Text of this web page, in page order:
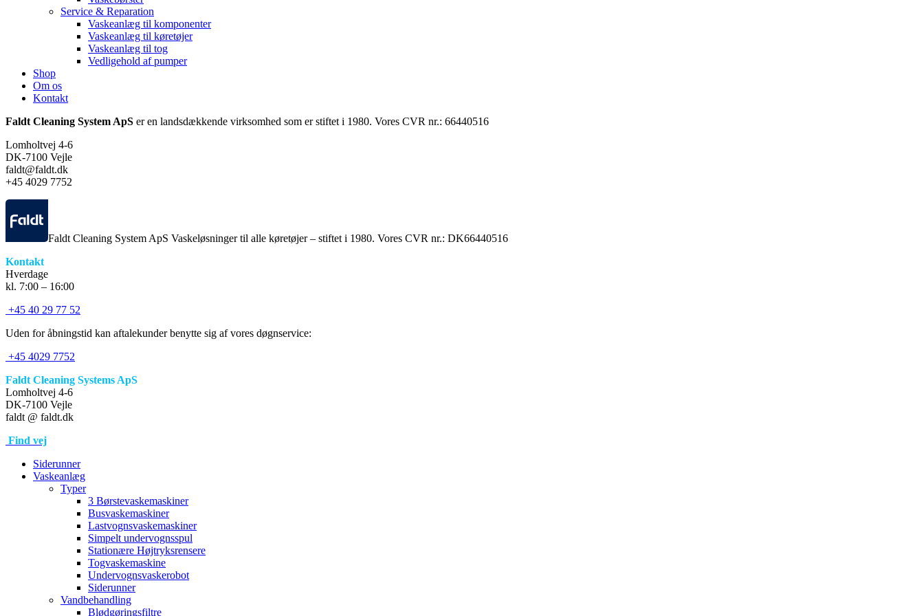
Service & Reparation
Vaskeanlæg til komponenter
Vaskeanlæg til køretøjer
Vaskeanlæg til tog
Vedligehold af pumper
Shop
Om os
Kontakt
Faldt Cleaning System ApS er en landsdækkende virksomhed som er stiftet i 1980. Vores CVR nr.: 66440516
Lomholtvej 4-6
DK-7100 Vejle
faldt@faldt.dk
+45 4029 7752
Faldt Cleaning System ApS Vaskeløsninger til alle køretøjer – stiftet i 1980. Vores CVR nr.: DK66440516
Kontakt
Hverdage
kl. 7:00 – 16:00
+45 40 29 77 52
Uden for åbningstid kan aftalekunder benytte sig af vores døgnservice:
+45 4029 7752
Faldt Cleaning Systems ApS
Lomholtvej 4-6
DK-7100 Vejle
faldt @ faldt.dk
Find vej
Siderunner
Vaskeanlæg
Typer
3 Børstevaskemaskiner
Busvaskemaskiner
Lastvognsvaskemaskiner
Simpelt undervognsspul
Stationære Højtryksrensere
Togvaskemaskine
Undervognsvaskerobot
Siderunner
Vandbehandling
Blødgøringsfiltre